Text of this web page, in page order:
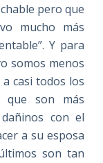
pero que
mucho más
Y para
somos menos
casi todos los
que son más
con el
a su esposa
son tan